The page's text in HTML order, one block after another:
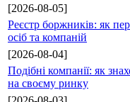
[2026-08-05]
Реєстр боржників: як
осіб та компаній
[2026-08-04]
Подібні компанії: як
на своєму ринку